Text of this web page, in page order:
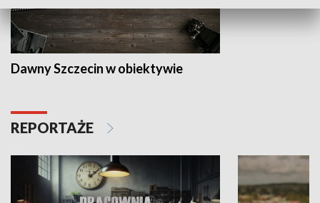
Dawny Szczecin w obiektywie
REPORTAŻE